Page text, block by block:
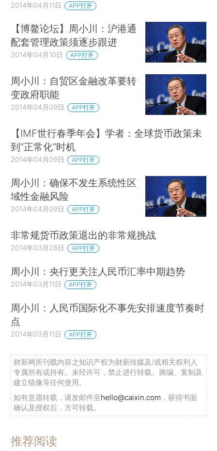
2014年04月11日 APP打开
【博鳌论坛】周小川：沪港通
配套管理政策须逐步跟进
2014年04月10日 APP打开
周小川：自贸区金融改革要转
变政府职能
2014年04月09日 APP打开
【IMF世行春季年会】学者：全球货币政策未
到“正常化”时机
2014年04月09日 APP打开
周小川：确保不发生系统性区
域性金融风险
2014年04月09日 APP打开
非常规货币政策退出的非常规挑战
2014年03月28日 APP打开
周小川：央行更关注人民币汇率中期趋势
2014年03月11日 APP打开
周小川：人民币国际化不事先安排速度节奏时
点
2014年03月11日 APP打开
财新网所刊载内容之知识产权为财新传媒及/或相关权利人
专属所有或持有。未经许可，禁止进行转载、摘编、复制及
建立镜像等任何使用。
如有意愿转载，请发邮件至hello@caixin.com ，获得书面
确认及授权后，方可转载。
推荐阅读